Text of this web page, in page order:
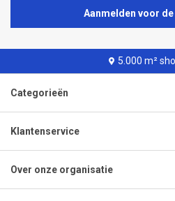
Aanmelden voor
5.000 m²
Categorieën
Klantenservice
Over onze organisatie